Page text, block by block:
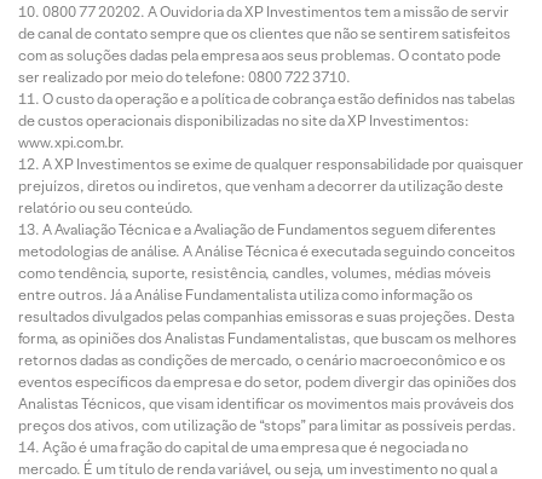
0800 77 20202. A Ouvidoria da XP Investimentos tem a missão de servir
de canal de contato sempre que os clientes que não se sentirem satisfeitos
com as soluções dadas pela empresa aos seus problemas. O contato pode
ser realizado por meio do telefone: 0800 722 3710.
O custo da operação e a política de cobrança estão definidos nas tabelas
de custos operacionais disponibilizadas no site da XP Investimentos:
www.xpi.com.br.
A XP Investimentos se exime de qualquer responsabilidade por quaisquer
prejuízos, diretos ou indiretos, que venham a decorrer da utilização deste
relatório ou seu conteúdo.
A Avaliação Técnica e a Avaliação de Fundamentos seguem diferentes
metodologias de análise. A Análise Técnica é executada seguindo conceitos
como tendência, suporte, resistência, candles, volumes, médias móveis
entre outros. Já a Análise Fundamentalista utiliza como informação os
resultados divulgados pelas companhias emissoras e suas projeções. Desta
forma, as opiniões dos Analistas Fundamentalistas, que buscam os melhores
retornos dadas as condições de mercado, o cenário macroeconômico e os
eventos específicos da empresa e do setor, podem divergir das opiniões dos
Analistas Técnicos, que visam identificar os movimentos mais prováveis dos
preços dos ativos, com utilização de “stops” para limitar as possíveis perdas.
Ação é uma fração do capital de uma empresa que é negociada no
mercado. É um título de renda variável, ou seja, um investimento no qual a